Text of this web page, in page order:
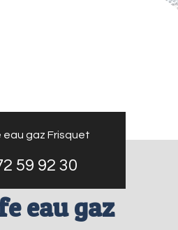
eau gaz Frisquet
59 92 30
eau gaz